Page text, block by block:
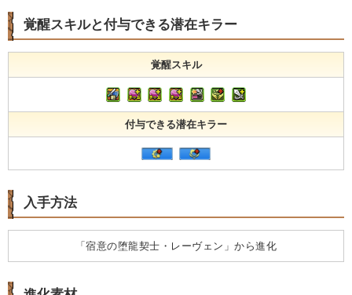
覚醒スキルと付与できる潜在キラー
覚醒スキル
付与できる潜在キラー
入手方法
「宿意の堕龍契士・レーヴェン」から進化